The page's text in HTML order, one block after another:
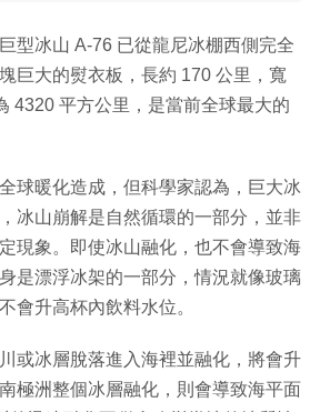
型冰山 A-76 已從龍尼冰棚西側完全
巨大的熨衣板，長約 170 公里，寬
4320 平方公里，是當前全球最大的
球暖化造成，但科學家認為，巨大冰
冰山崩解是自然循環的一部分，並非
現象。即使冰山融化，也不會導致海
是漂浮冰架的一部分，情況就像玻璃
會升高杯內飲料水位。
或冰層脫落進入海裡並融化，將會升
極洲整個冰層融化，則會導致海平面